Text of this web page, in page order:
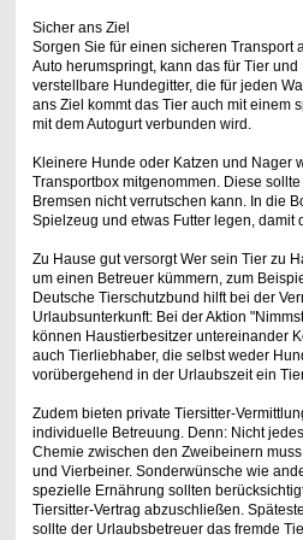
Sicher ans Ziel
Sorgen Sie für einen sicheren Transport
Auto herumspringt, kann das für Tier
verstellbare Hundegitter, die für jeden
ans Ziel kommt das Tier auch mit einem
mit dem Autogurt verbunden wird.
Kleinere Hunde oder Katzen und Nager
Transportbox mitgenommen. Diese
Bremsen nicht verrutschen kann. In die
Spielzeug und etwas Futter legen, damit
Zu Hause gut versorgt Wer sein Tier zu
um einen Betreuer kümmern, zum
Deutsche Tierschutzbund hilft bei der
Urlaubsunterkunft: Bei der Aktion
können Haustierbesitzer untereinander
auch Tierliebhaber, die selbst weder
vorübergehend in der Urlaubszeit ein
Zudem bieten private Tiersitter-
individuelle Betreuung. Denn: Nicht
Chemie zwischen den Zweibeinern
und Vierbeiner. Sonderwünsche wie
spezielle Ernährung sollten
Tiersitter-Vertrag abzuschließen.
sollte der Urlaubsbetreuer das fremde